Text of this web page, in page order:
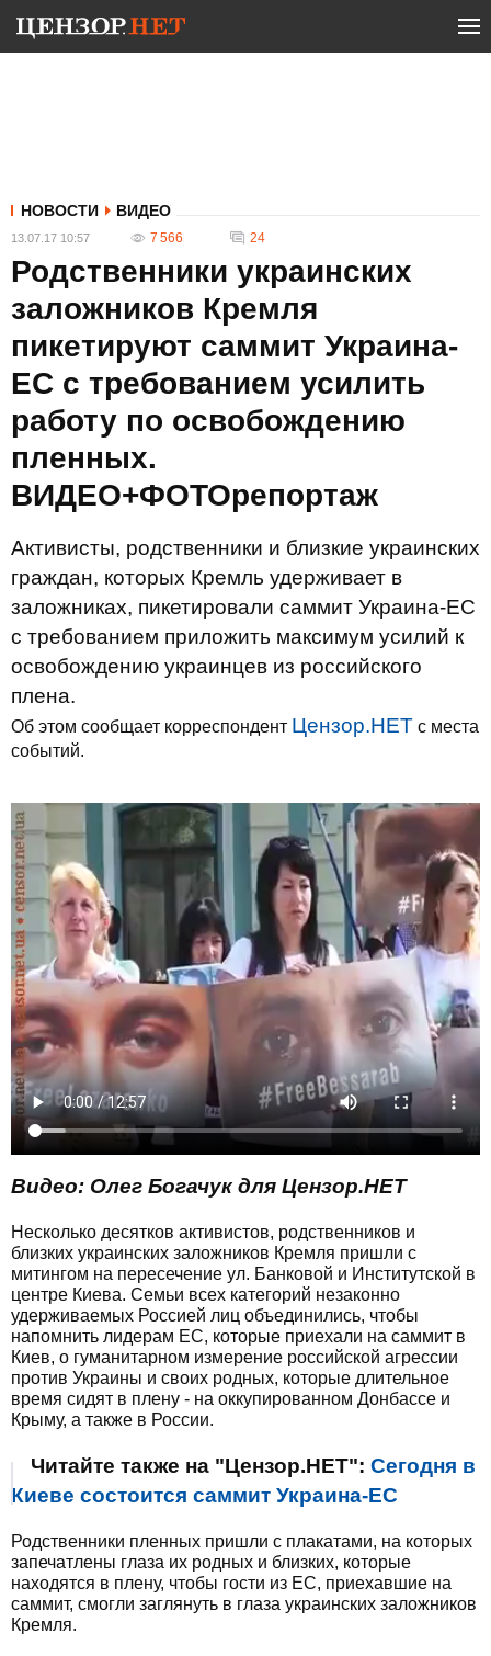
НОВОСТИ ВИДЕО
13.07.17 10:57 7 566 24
Родственники украинских
заложников Кремля
пикетируют саммит Украина-
ЕС с требованием усилить
работу по освобождению
пленных.
ВИДЕО+ФОТОрепортаж
Активисты, родственники и близкие украинских
граждан, которых Кремль удерживает в
заложниках, пикетировали саммит Украина-ЕС
с требованием приложить максимум усилий к
освобождению украинцев из российского
плена.
Об этом сообщает корреспондент Цензор.НЕТ с места
событий.
Видео: Олег Богачук для Цензор.НЕТ
Несколько десятков активистов, родственников и
близких украинских заложников Кремля пришли с
митингом на пересечение ул. Банковой и Институтской в
центре Киева. Семьи всех категорий незаконно
удерживаемых Россией лиц объединились, чтобы
напомнить лидерам ЕС, которые приехали на саммит в
Киев, о гуманитарном измерение российской агрессии
против Украины и своих родных, которые длительное
время сидят в плену - на оккупированном Донбассе и
Крыму, а также в России.
Читайте также на "Цензор.НЕТ": Сегодня в
Киеве состоится саммит Украина-ЕС
Родственники пленных пришли с плакатами, на которых
запечатлены глаза их родных и близких, которые
находятся в плену, чтобы гости из ЕС, приехавшие на
саммит, смогли заглянуть в глаза украинских заложников
Кремля.